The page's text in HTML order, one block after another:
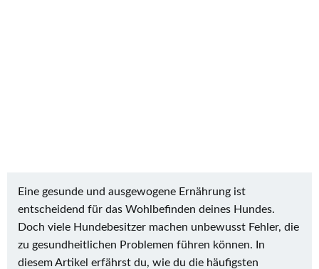
Eine gesunde und ausgewogene Ernährung ist
entscheidend für das Wohlbefinden deines Hundes.
Doch viele Hundebesitzer machen unbewusst Fehler, die
zu gesundheitlichen Problemen führen können. In
diesem Artikel erfährst du, wie du die häufigsten